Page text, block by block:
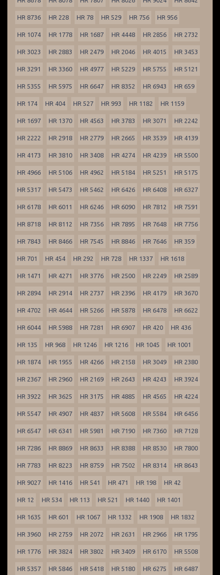
HR 8736 HR 228 HR 78 HR 529 HR 756 HR 956
HR 1074 HR 1778 HR 1687 HR 4448 HR 2856 HR 2732
HR 3023 HR 2883 HR 2479 HR 2046 HR 4015 HR 3453
HR 3291 HR 3360 HR 4977 HR 5229 HR 5755 HR 5121
HR 5355 HR 5975 HR 6647 HR 8352 HR 6943 HR 659
HR 174 HR 404 HR 527 HR 993 HR 1182 HR 1159
HR 1697 HR 1370 HR 4563 HR 3783 HR 3071 HR 2242
HR 2222 HR 2918 HR 2779 HR 2665 HR 3539 HR 4139
HR 4173 HR 3810 HR 3408 HR 4274 HR 4239 HR 5500
HR 4966 HR 5106 HR 4962 HR 5184 HR 5251 HR 5175
HR 5317 HR 5473 HR 5462 HR 6426 HR 6408 HR 6327
HR 6178 HR 6011 HR 6246 HR 6090 HR 7812 HR 7591
HR 8718 HR 8112 HR 7356 HR 7895 HR 7648 HR 7756
HR 7843 HR 8466 HR 7545 HR 8846 HR 7646 HR 359
HR 701 HR 454 HR 292 HR 728 HR 1337 HR 1618
HR 1471 HR 4271 HR 3776 HR 2500 HR 2249 HR 2589
HR 2894 HR 2914 HR 2737 HR 2396 HR 4179 HR 3670
HR 4702 HR 4644 HR 5266 HR 5878 HR 6478 HR 6622
HR 6044 HR 5988 HR 7281 HR 6907 HR 420 HR 436
HR 135 HR 968 HR 1246 HR 1216 HR 1045 HR 1001
HR 1874 HR 1955 HR 4266 HR 2158 HR 3049 HR 2380
HR 2367 HR 2960 HR 2169 HR 2643 HR 4243 HR 3924
HR 3922 HR 3625 HR 3175 HR 4885 HR 4565 HR 4224
HR 5547 HR 4907 HR 4837 HR 5608 HR 5584 HR 6456
HR 6547 HR 6341 HR 5981 HR 7190 HR 7360 HR 7128
HR 7286 HR 8869 HR 8633 HR 8388 HR 8530 HR 7800
HR 7783 HR 8223 HR 8759 HR 7502 HR 8314 HR 8643
HR 9027 HR 1416 HR 541 HR 471 HR 198 HR 42
HR 12 HR 534 HR 113 HR 521 HR 1440 HR 1401
HR 1635 HR 601 HR 1067 HR 1332 HR 1908 HR 1832
HR 3960 HR 2759 HR 2072 HR 2631 HR 2966 HR 1795
HR 1776 HR 3824 HR 3802 HR 3409 HR 6170 HR 5508
HR 5357 HR 5846 HR 5418 HR 5180 HR 6275 HR 6487